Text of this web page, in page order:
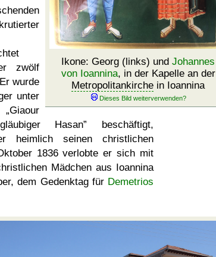
Ikone: Georg (links) und Johannes
von Ioannina, in der Kapelle an der
Metropolitankirche in Ioannina
zwölf
wurde
unter
Giaour
Hasan
beschäftigt,
heimlich seinen christlichen
1836 verlobte er sich mit
Mädchen aus Ioannina
dem Gedenktag für Demetrios